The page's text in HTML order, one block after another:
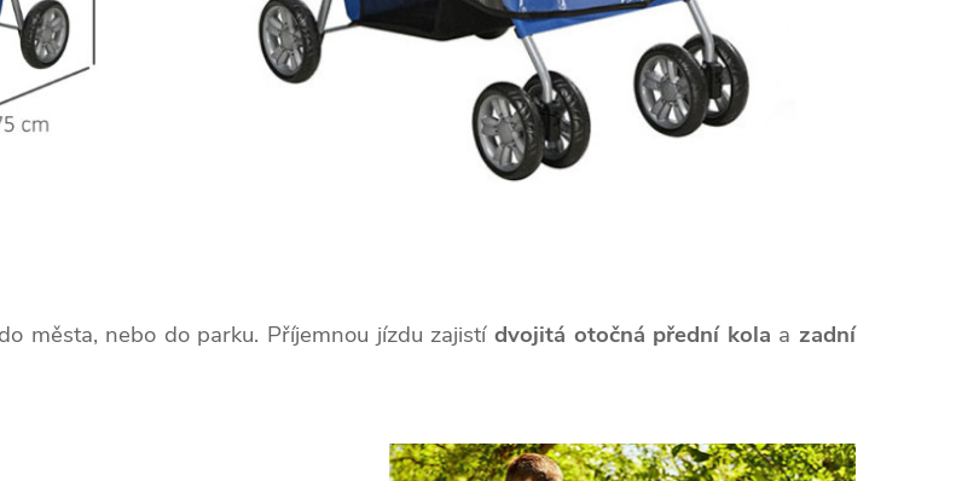
města, nebo do parku. Příjemnou jízdu zajistí dvojitá otočná přední kola a zadní